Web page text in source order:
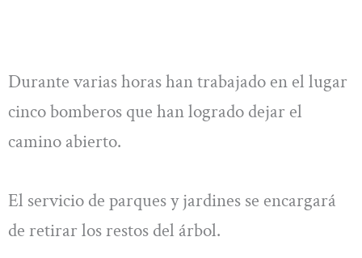
Durante varias horas han trabajado en el lugar
cinco bomberos que han logrado dejar el
camino abierto.
El servicio de parques y jardines se encargará
de retirar los restos del árbol.